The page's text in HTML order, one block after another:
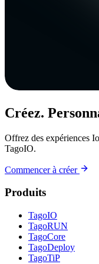
Créez.
Offrez des expériences
TagoIO.
Commencer à créer
Produits
TagoIO
TagoRUN
TagoCore
TagoDeploy
TagoTiP